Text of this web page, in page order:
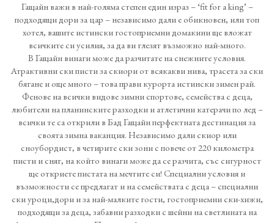
Гащайн важи в най-голяма степен един израз – ‘fit for a king’ –
подходящи дори за цар – независимо дали е обикновен, или топ
хотел, вашите истински гостоприемни домакини ще вложат
всичките си усилия, за да ви глезят възможно най-много.
В Гащайн винаги може да разчитате на снежните условия.
Атрактивни ски писти за скиори от всякакви нива, трасета за ски
бягане и още много – това прави курорта истински зимен рай.
Фенове на всички видове зимни спортове, семейства с деца,
любители на планинските разходки и атлетични катерачи по лед –
всички те са открили в Бад Гащайн перфектната дестинация за
своята зимна ваканция. Независимо дали скиор или
сноубордист, в четирите ски зони с повече от 220 километра
писти и сняг, на който винаги може да се разчита, със сигурност
ще откриете пистата на мечтите си! Специални условия и
възможности се предлагат и на семействата с деца – специални
ски уроци,дори и за най-малките гости, гостоприемни ски-хижи,
подходящи за деца, забавни разходки с шейни на светлината на